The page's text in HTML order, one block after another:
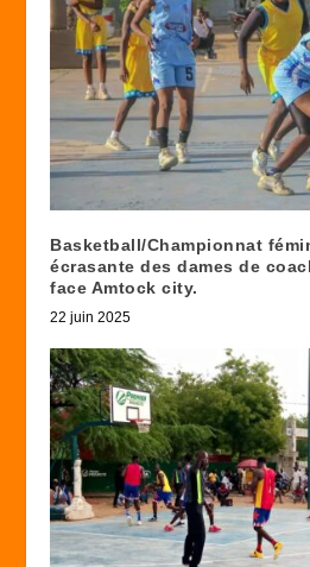
Basketball/Championnat
écrasante des dames de
face Amtock city.
22 juin 2025